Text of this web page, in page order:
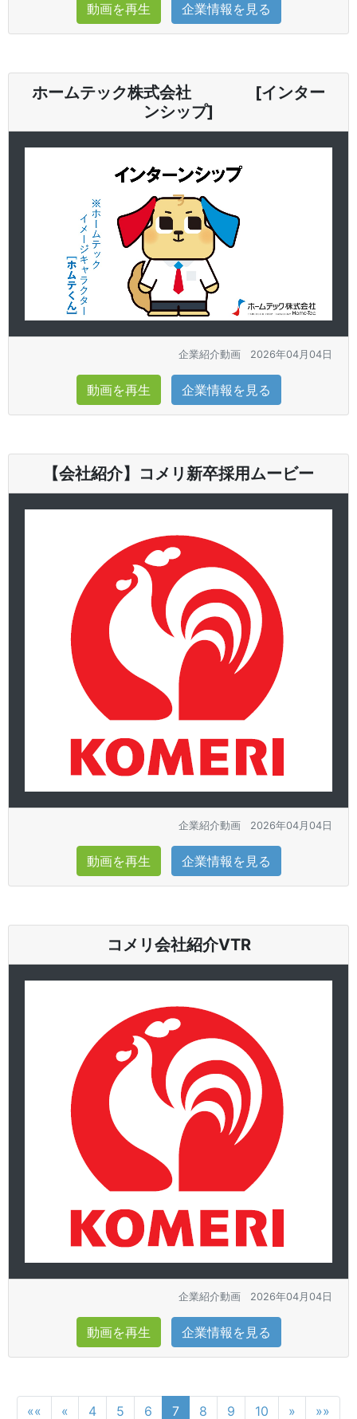
動画を再生 企業情報を見る
ホームテック株式会社 [インター
ンシップ]
企業紹介動画 2026年04月04日
動画を再生 企業情報を見る
【会社紹介】コメリ新卒採用ムービー
企業紹介動画 2026年04月04日
動画を再生 企業情報を見る
コメリ会社紹介VTR
企業紹介動画 2026年04月04日
動画を再生 企業情報を見る
«« « 4 5 6 7 8 9 10 » »»